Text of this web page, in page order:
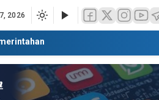
2026